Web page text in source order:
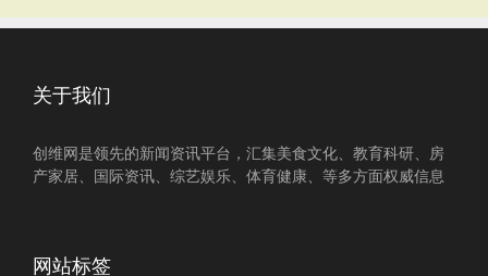
关于我们
创维网是领先的新闻资讯平台，汇集美食文化、教育科研、房
产家居、国际资讯、综艺娱乐、体育健康、等多方面权威信息
网站标签